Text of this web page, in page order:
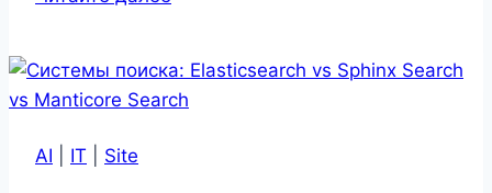
PixiJS
vs
AI
IT Site